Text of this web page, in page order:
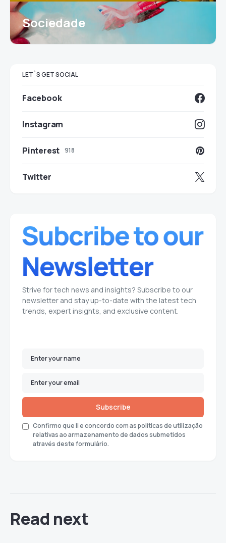
Sociedade
LET`S GET SOCIAL
Facebook
Instagram
Pinterest 918
Twitter
Strive for tech news and insights? Subscribe to our
newsletter and stay up-to-date with the latest tech
trends, expert insights, and exclusive content.
Subscribe
Confirmo que li e concordo com as políticas de utilização
relativas ao armazenamento de dados submetidos
através deste formulário.
Read next